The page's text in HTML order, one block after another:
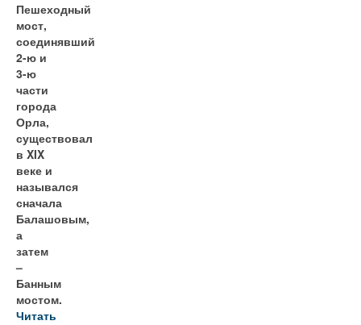
Пешеходный
мост,
соединявший
2-ю и
3-ю
части
города
Орла,
существовал
в XIX
веке и
назывался
сначала
Балашовым,
а
затем
–
Банным
мостом.
Читать